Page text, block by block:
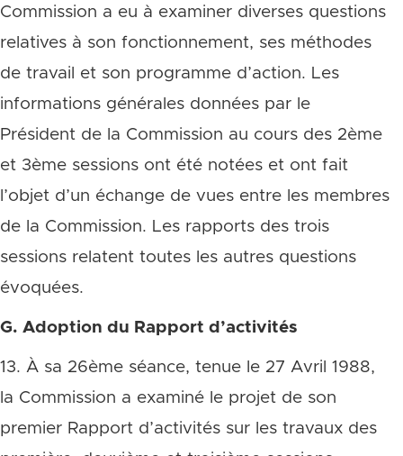
Commission a eu à examiner diverses questions
relatives à son fonctionnement, ses méthodes
de travail et son programme d’action. Les
informations générales données par le
Président de la Commission au cours des 2ème
et 3ème sessions ont été notées et ont fait
l’objet d’un échange de vues entre les membres
de la Commission. Les rapports des trois
sessions relatent toutes les autres questions
évoquées.
G. Adoption du Rapport d’activités
13. À sa 26ème séance, tenue le 27 Avril 1988,
la Commission a examiné le projet de son
premier Rapport d’activités sur les travaux des